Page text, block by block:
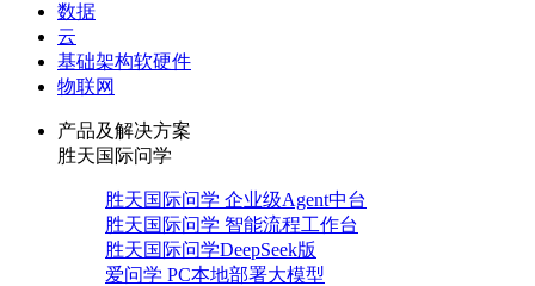
数据
云
基础架构软硬件
物联网
产品及解决方案
胜天国际问学
胜天国际问学 企业级Agent中台
胜天国际问学 智能流程工作台
胜天国际问学DeepSeek版
爱问学 PC本地部署大模型